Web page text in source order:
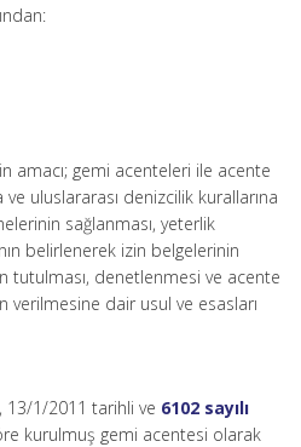
amacı; gemi acenteleri ile acente
uluslararası denizcilik kurallarına
sağlanması, yeterlik
belirlenerek izin belgelerinin
tutulması, denetlenmesi ve acente
dair usul ve esasları
13/1/2011 tarihli ve 6102 sayılı
kurulmuş gemi acentesi olarak